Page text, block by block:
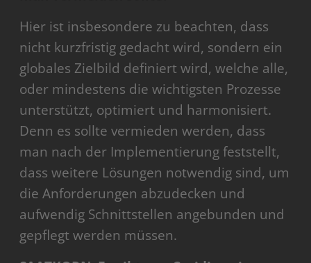
Hier ist insbesondere zu beachten, dass
nicht kurzfristig gedacht wird, sondern ein
globales Zielbild definiert wird, welche alle,
oder mindestens die wichtigsten Prozesse
unterstützt, optimiert und harmonisiert.
Denn es sollte vermieden werden, dass
man nach der Implementierung feststellt,
dass weitere Lösungen notwendig sind, um
die Anforderungen abzudecken und
aufwendig Schnittstellen angebunden und
gepflegt werden müssen.